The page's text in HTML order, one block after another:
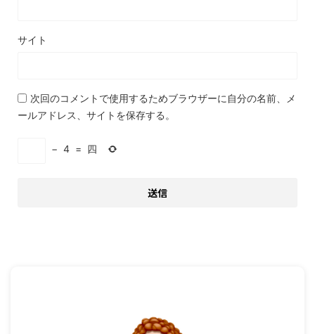
サイト
次回のコメントで使用するためブラウザーに自分の名前、メ
ールアドレス、サイトを保存する。
− 4 = 四